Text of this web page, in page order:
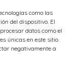
como las
del dispositivo. El
datos como el
únicas en este sitio.
negativamente a